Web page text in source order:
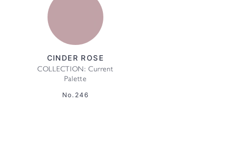
CINDER ROSE
COLLECTION: Current
Palette
No.246